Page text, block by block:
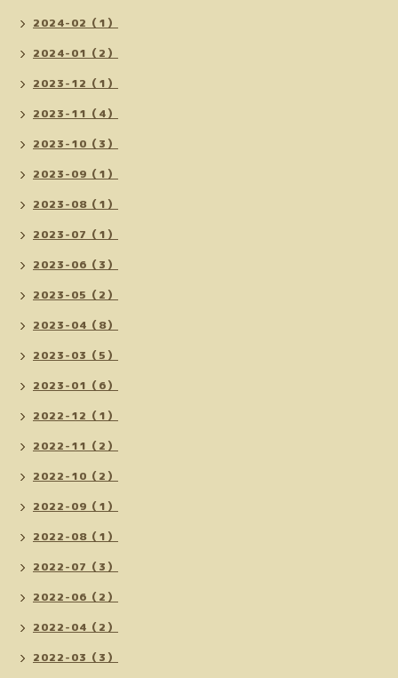
2024-02（1）
2024-01（2）
2023-12（1）
2023-11（4）
2023-10（3）
2023-09（1）
2023-08（1）
2023-07（1）
2023-06（3）
2023-05（2）
2023-04（8）
2023-03（5）
2023-01（6）
2022-12（1）
2022-11（2）
2022-10（2）
2022-09（1）
2022-08（1）
2022-07（3）
2022-06（2）
2022-04（2）
2022-03（3）